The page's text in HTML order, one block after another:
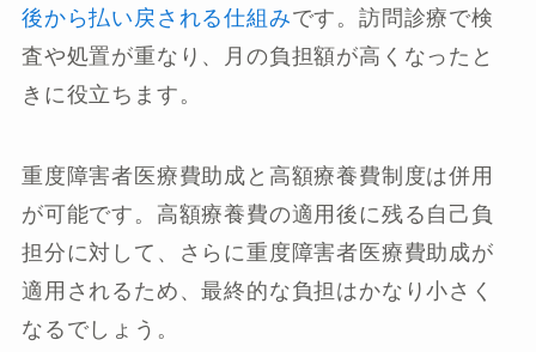
後から払い戻される仕組みです。訪問診療で検
査や処置が重なり、月の負担額が高くなったと
きに役立ちます。
重度障害者医療費助成と高額療養費制度は併用
が可能です。高額療養費の適用後に残る自己負
担分に対して、さらに重度障害者医療費助成が
適用されるため、最終的な負担はかなり小さく
なるでしょう。